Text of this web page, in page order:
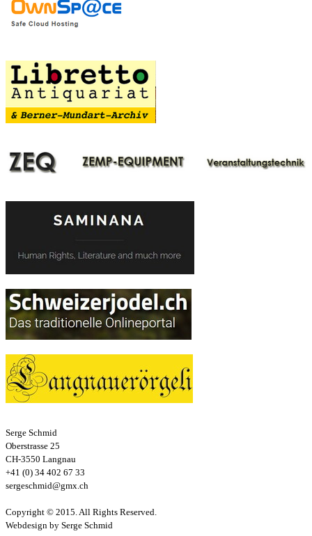
Serge Schmid
Oberstrasse 25
CH-3550 Langnau
+41 (0) 34 402 67 33
sergeschmid@gmx.ch
Copyright © 2015. All Rights Reserved.
Webdesign by Serge Schmid